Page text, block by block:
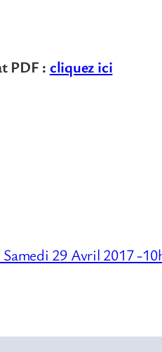
PDF : cliquez ici
29 Avril 2017 -